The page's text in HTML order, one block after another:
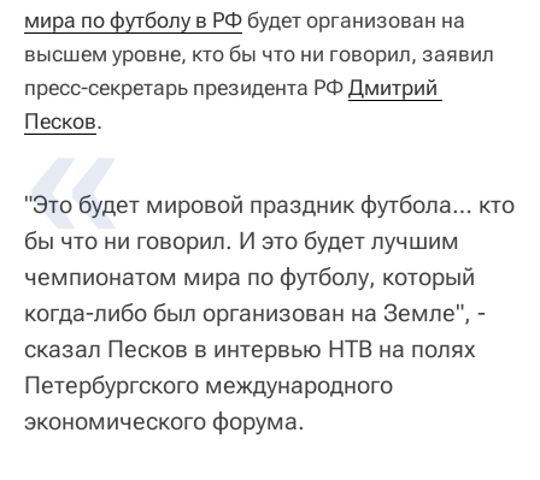
мира по футболу в РФбудет организован на
высшем уровне, кто бы что ни говорил, заявил
пресс-секретарь президента РФДмитрий
Песков.
"Это будет мировой праздник футбола… кто
бы что ни говорил. И это будет лучшим
чемпионатом мира по футболу, который
когда-либо был организован на Земле", -
сказал Песков в интервью НТВ на полях
Петербургского международного
экономического форума.